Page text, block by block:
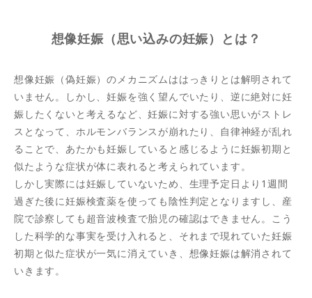
想像妊娠（思い込みの妊娠）とは？
想像妊娠（偽妊娠）のメカニズムははっきりとは解明されて
いません。しかし、妊娠を強く望んでいたり、逆に絶対に妊
娠したくないと考えるなど、妊娠に対する強い思いがストレ
スとなって、ホルモンバランスが崩れたり、自律神経が乱れ
ることで、あたかも妊娠していると感じるように妊娠初期と
似たような症状が体に表れると考えられています。
しかし実際には妊娠していないため、生理予定日より1週間
過ぎた後に妊娠検査薬を使っても陰性判定となりますし、産
院で診察しても超音波検査で胎児の確認はできません。こう
した科学的な事実を受け入れると、それまで現れていた妊娠
初期と似た症状が一気に消えていき、想像妊娠は解消されて
いきます。